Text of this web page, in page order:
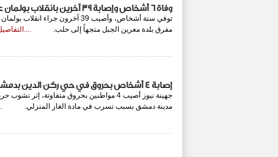
وفاة 6 أشخاص وإصابة 39 آخرين بانقلاب بولمان على طريق حمص-حماة
توفي ستة أشخاص، وأصيب 39 آخرون
مفرق بلدة معرين الجبل متجهاً إلى حلب.
إصابة 4 أشخاص بحروق في حي ركن الدين بدمشق بسبب تسرب الغاز المنزلي
جهينة نيوز أصيب 4 مواطنين بحروق متفاوتة،
مدينة دمشق بسبب تسرب في مادة الغاز المنزلي.